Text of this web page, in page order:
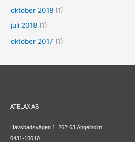
oktober 2018 (1)
juli 2018 (1)
oktober 2017 (1)
ATELAX AB
Havsbadsvägen 1, 262 63 Ängelholm
0431-15010